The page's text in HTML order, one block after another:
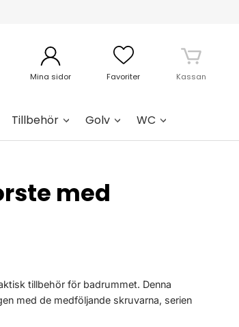
Mina sidor Favoriter Kassan
Tillbehör Golv WC
med
tillbehör för badrummet. Denna
med de medföljande skruvarna, serien